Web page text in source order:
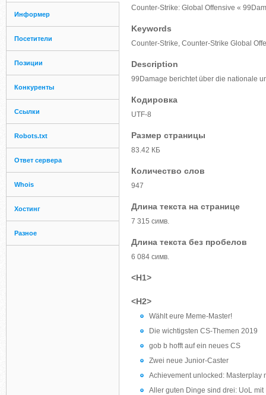
Информер
Посетители
Позиции
Конкуренты
Ссылки
Robots.txt
Ответ сервера
Whois
Хостинг
Разное
Counter-Strike: Global Offensive «
Keywords
Counter-Strike, Counter-Strike Global
Description
99Damage berichtet über die nationale
Кодировка
UTF-8
Размер страницы
83.42 КБ
Количество слов
947
Длина текста на странице
7 315 симв.
Длина текста без пробелов
6 084 симв.
<H1>
<H2>
Wählt eure Meme-Master!
Die wichtigsten CS-Themen 2019
gob b hofft auf ein neues CS
Zwei neue Junior-Caster
Achievement unlocked: Masterplay
Aller guten Dinge sind drei: UoL